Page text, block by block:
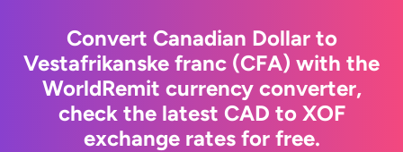
Convert Canadian Dollar to
Vestafrikanske franc (CFA) with the
WorldRemit currency converter,
check the latest CAD to XOF
exchange rates for free.